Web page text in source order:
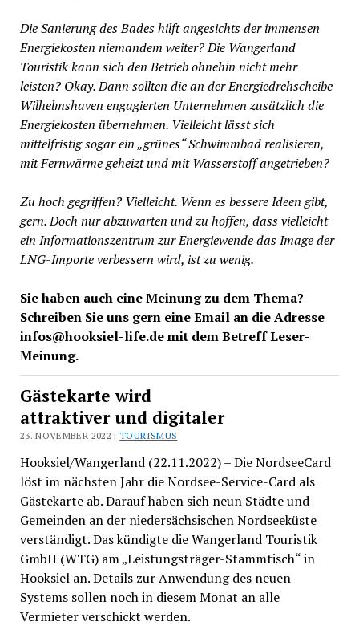
Die Sanierung des Bades hilft angesichts der immensen
Energiekosten niemandem weiter? Die Wangerland
Touristik kann sich den Betrieb ohnehin nicht mehr
leisten? Okay. Dann sollten die an der Energiedrehscheibe
Wilhelmshaven engagierten Unternehmen zusätzlich die
Energiekosten übernehmen. Vielleicht lässt sich
mittelfristig sogar ein „grünes“ Schwimmbad realisieren,
mit Fernwärme geheizt und mit Wasserstoff angetrieben?
Zu hoch gegriffen? Vielleicht. Wenn es bessere Ideen gibt,
gern. Doch nur abzuwarten und zu hoffen, dass vielleicht
ein Informationszentrum zur Energiewende das Image der
LNG-Importe verbessern wird, ist zu wenig.
Sie haben auch eine Meinung zu dem Thema?
Schreiben Sie uns gern eine Email an die Adresse
infos@hooksiel-life.de mit dem Betreff Leser-
Meinung.
Gästekarte wird
attraktiver und digitaler
23. NOVEMBER 2022 |TOURISMUS
Hooksiel/Wangerland (22.11.2022) – Die NordseeCard
löst im nächsten Jahr die Nordsee-Service-Card als
Gästekarte ab. Darauf haben sich neun Städte und
Gemeinden an der niedersächsischen Nordseeküste
verständigt. Das kündigte die Wangerland Touristik
GmbH (WTG) am „Leistungsträger-Stammtisch“ in
Hooksiel an. Details zur Anwendung des neuen
Systems sollen noch in diesem Monat an alle
Vermieter verschickt werden.